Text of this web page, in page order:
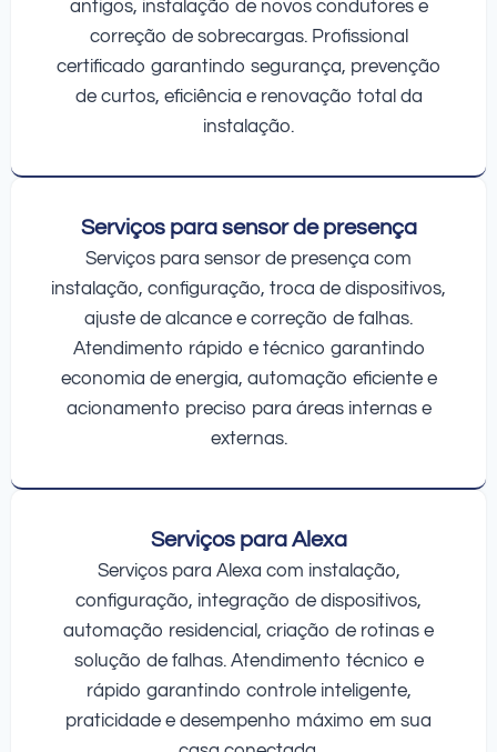
antigos, instalação de novos condutores e
correção de sobrecargas. Profissional
certificado garantindo segurança, prevenção
de curtos, eficiência e renovação total da
instalação.
Serviços para sensor de presença
Serviços para sensor de presença com
instalação, configuração, troca de dispositivos,
ajuste de alcance e correção de falhas.
Atendimento rápido e técnico garantindo
economia de energia, automação eficiente e
acionamento preciso para áreas internas e
externas.
Serviços para Alexa
Serviços para Alexa com instalação,
configuração, integração de dispositivos,
automação residencial, criação de rotinas e
solução de falhas. Atendimento técnico e
rápido garantindo controle inteligente,
praticidade e desempenho máximo em sua